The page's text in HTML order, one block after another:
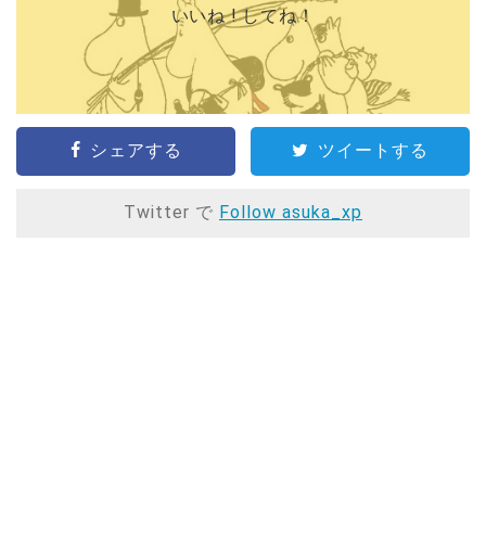
いいね ! してね！
シェアする ツイートする
Twitter で Follow asuka_xp